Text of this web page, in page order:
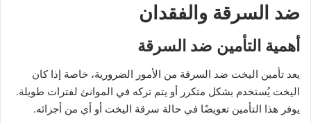
ضد السرقة والفقدان
أهمية التأمين ضد السرقة
يعد تأمين اليخت ضد السرقة من الأمور الضرورية، خاصة إذا كان
اليخت يُستخدم بشكل متكرر أو يتم تركه في الموانئ لفترات طويلة.
يوفر هذا التأمين تعويضًا في حالة سرقة اليخت أو أي من أجزائه.